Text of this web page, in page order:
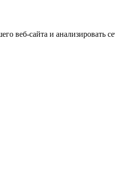
веб-сайта и анализировать